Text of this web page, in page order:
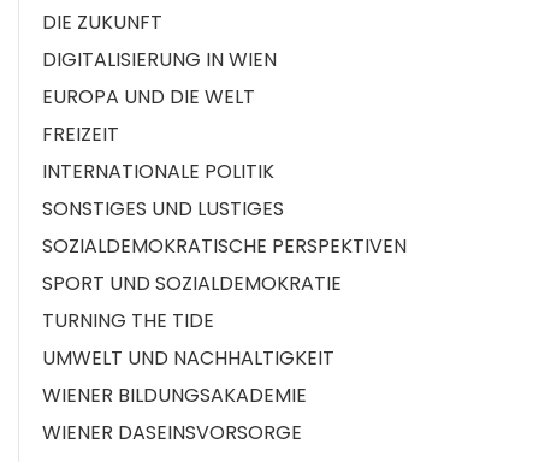
DIE ZUKUNFT
DIGITALISIERUNG IN WIEN
EUROPA UND DIE WELT
FREIZEIT
INTERNATIONALE POLITIK
SONSTIGES UND LUSTIGES
SOZIALDEMOKRATISCHE PERSPEKTIVEN
SPORT UND SOZIALDEMOKRATIE
TURNING THE TIDE
UMWELT UND NACHHALTIGKEIT
WIENER BILDUNGSAKADEMIE
WIENER DASEINSVORSORGE